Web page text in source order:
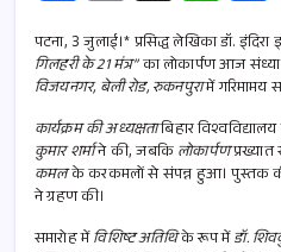
ce
b
o
o
k
m
ail
h
at
s
A
p
पटना, 3 जुलाई।* प्रसिद्ध लेखिका डॉ. इंदिरा
गिलहरी के 21 मंत्र”का लोकार्पण आज
विजयनगर, बेली रोड, रुकनपुरामें गरिमामय
कार्यक्रम की अध्यक्षताबिहार
कुमार शर्माने की, जबकिलोकार्पण
कमलके करकमलों से संपन्न हुआ। पुस्तक की
ने ग्रहण की।
समारोह मेंविशिष्ट अतिथिके रूप मेंडॉ.